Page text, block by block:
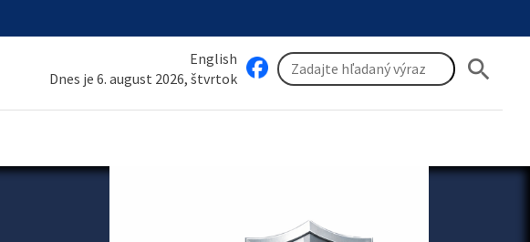
English
Dnes je 6. august 2026, štvrtok
search